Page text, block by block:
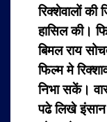
रिक्शेवालों की
हासिल की।
बिमल राय
फिल्म मे
निभा सकें।
पढे लिखे